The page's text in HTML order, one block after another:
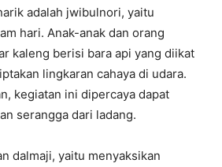
adalah jwibulnori, yaitu
hari. Anak-anak dan orang
kaleng berisi bara api yang diikat
lingkaran cahaya di udara.
kegiatan ini dipercaya dapat
serangga dari ladang.
dalmaji, yaitu menyaksikan